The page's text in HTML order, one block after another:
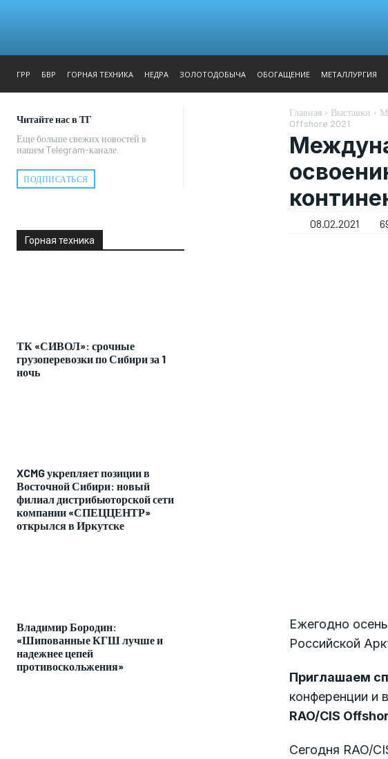
ГРР БВР ГОРНАЯ ТЕХНИКА НЕДРА ЗОЛОТОДОБЫЧА ОБОГАЩЕНИЕ МЕТАЛЛУРГИЯ
Читайте нас в ТГ
Еще больше свежих новостей в
нашем Telegram-канале.
ПОДПИСАТЬСЯ
Горная техника
ТК «СИВОЛ»: срочные
грузоперевозки по Сибири за 1
ночь
XCMG укрепляет позиции в
Восточной Сибири: новый
филиал дистрибьюторской сети
компании «СПЕЦЦЕНТР»
открылся в Иркутске
Владимир Бородин:
«Шипованные КГШ лучше и
надежнее цепей
противоскольжения»
Главная Выставки
Offshore 2021
08.02.2021
Ежегодно
Российской
Приглашаем
конференции и
RAO/CIS
Сегодня RAO/